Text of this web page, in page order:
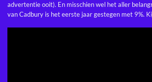
advertentie ooit). En misschien wel het aller
van Cadbury is het eerste jaar gestegen met 9%.